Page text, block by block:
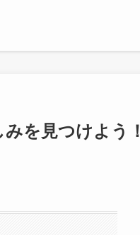
を見つけよう！